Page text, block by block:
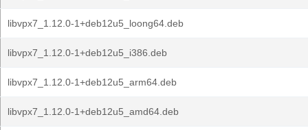
libvpx7_1.12.0-1+deb12u5_loong64.deb
libvpx7_1.12.0-1+deb12u5_i386.deb
libvpx7_1.12.0-1+deb12u5_arm64.deb
libvpx7_1.12.0-1+deb12u5_amd64.deb